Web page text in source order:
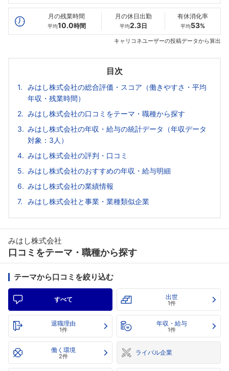
最高年収
264万
--万
264万
月の残業時間
平均10.0時間
月の休日出勤
平均2.3日
有休消化率
平均53%
キャリコネユーザーの投稿データから算出
目次
みはし株式会社の総合評価・スコア（働きやすさ・平均
年収・残業時間）
みはし株式会社の口コミをテーマ・職種から探す
みはし株式会社の年収・給与の統計データ（年収データ
対象：3人）
みはし株式会社の評判・口コミ
みはし株式会社のおすすめの年収・給与明細
みはし株式会社の業績情報
みはし株式会社と事業・業種類似企業
みはし株式会社
口コミをテーマ・職種から探す
テーマから口コミを絞り込む
すべて 出世
1件
退職理由
1件
年収・給与
1件
働く環境
2件 ライバル企業